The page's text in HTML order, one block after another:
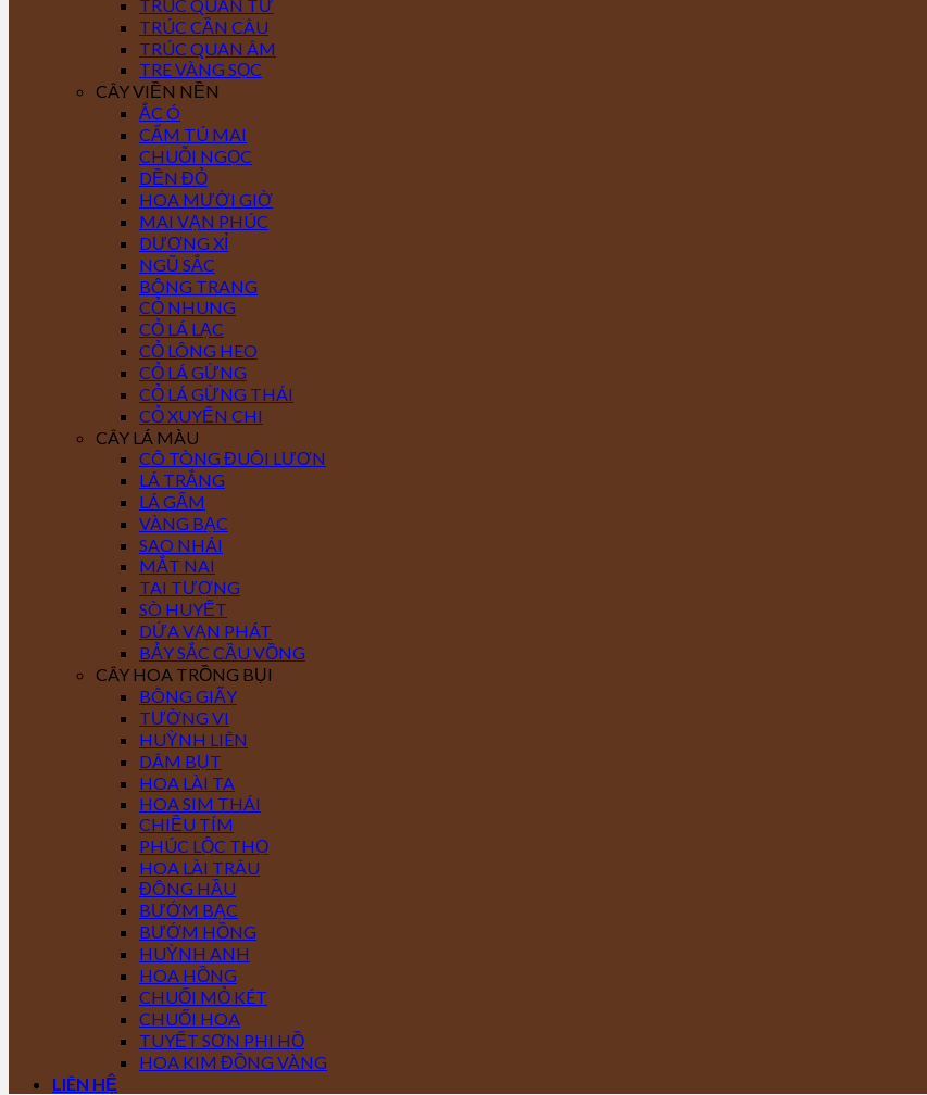
TRÚC QUÂN TỬ
TRÚC CẦN CÂU
TRÚC QUAN ÂM
TRE VÀNG SỌC
CÂY VIỀN NỀN
ẮC Ó
CẨM TÚ MAI
CHUỖI NGỌC
DỀN ĐỎ
HOA MƯỜI GIỜ
MAI VẠN PHÚC
DƯƠNG XỈ
NGŨ SẮC
BÔNG TRANG
CỎ NHUNG
CỎ LÁ LẠC
CỎ LÔNG HEO
CỎ LÁ GỪNG
CỎ LÁ GỪNG THÁI
CỎ XUYẾN CHI
CÂY LÁ MÀU
CÔ TÒNG ĐUÔI LƯƠN
LÁ TRẮNG
LÁ GẤM
VÀNG BẠC
SAO NHÁI
MẮT NAI
TAI TƯỢNG
SÒ HUYẾT
DỨA VẠN PHÁT
BẢY SẮC CẦU VỒNG
CÂY HOA TRỒNG BỤI
BÔNG GIẤY
TƯỜNG VI
HUỲNH LIÊN
DÂM BỤT
HOA LÀI TA
HOA SIM THÁI
CHIỀU TÍM
PHÚC LỘC THỌ
HOA LÀI TRÂU
ĐÔNG HẦU
BƯỚM BẠC
BƯỚM HỒNG
HUỲNH ANH
HOA HỒNG
CHUỐI MỎ KÉT
CHUỐI HOA
TUYẾT SƠN PHI HỒ
HOA KIM ĐỒNG VÀNG
LIÊN HỆ